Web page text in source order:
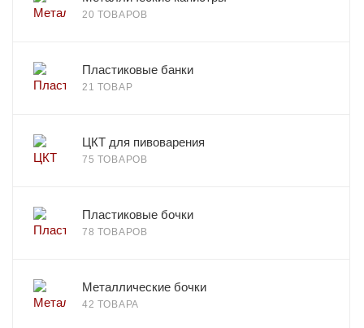
20 ТОВАРОВ
Пластиковые банки
21 ТОВАР
ЦКТ для пивоварения
75 ТОВАРОВ
Пластиковые бочки
78 ТОВАРОВ
Металлические бочки
42 ТОВАРА